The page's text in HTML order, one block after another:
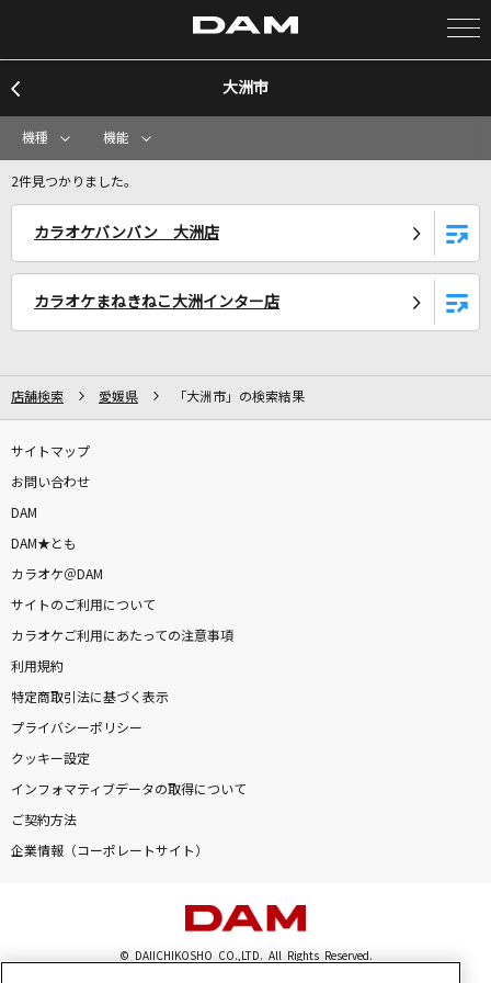
カラオケ検索
リアルタイムで歌われている曲の一覧
DREAMS COME TRUE
アイドル(ビデオクリップバージョン)
YOASOBI
[生音]秋桜(コスモス)
[良音]愛のままにわがままに 僕は君だけを傷つ
けない
B'z
NEW KAWAII
大洲市
機種 機能
2件見つかりました。
カラオケバンバン 大洲店
カラオケまねきねこ大洲インター店
店舗検索 愛媛県 「大洲市」の検索結果
サイトマップ
お問い合わせ
DAM
DAM★とも
カラオケ＠DAM
サイトのご利用について
カラオケご利用にあたっての注意事項
利用規約
特定商取引法に基づく表示
プライバシーポリシー
クッキー設定
インフォマティブデータの取得について
ご契約方法
企業情報（コーポレートサイト）
© DAIICHIKOSHO CO.,LTD. All Rights Reserved.